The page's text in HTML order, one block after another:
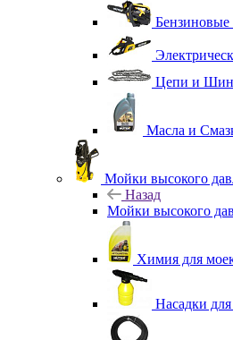
Цепи и
Масла и
Мойки высокого
Назад
Мойки высокого
Химия для
Насадки